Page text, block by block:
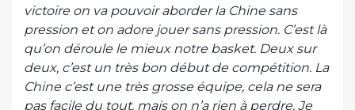
victoire on va pouvoir aborder la Chine sans
pression et on adore jouer sans pression. C’est là
qu’on déroule le mieux notre basket. Deux sur
deux, c’est un très bon début de compétition. La
Chine c’est une très grosse équipe, cela ne sera
pas facile du tout, mais on n’a rien à perdre. Je